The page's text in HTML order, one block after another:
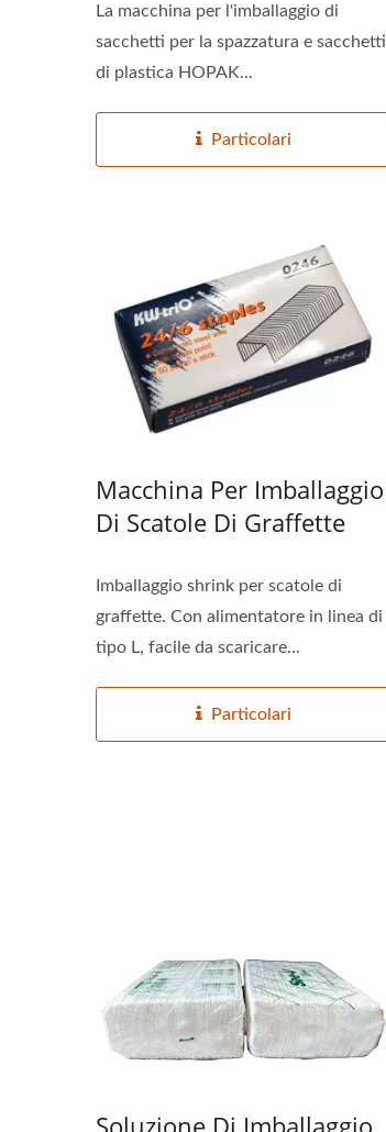
La macchina per l'imballaggio di
sacchetti per la spazzatura e sacchetti
di plastica HOPAK...
Particolari
Macchina Per Imballaggio
Di Scatole Di Graffette
Imballaggio shrink per scatole di
graffette. Con alimentatore in linea di
tipo L, facile da scaricare...
Particolari